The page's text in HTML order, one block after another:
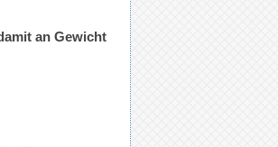
an Gewicht